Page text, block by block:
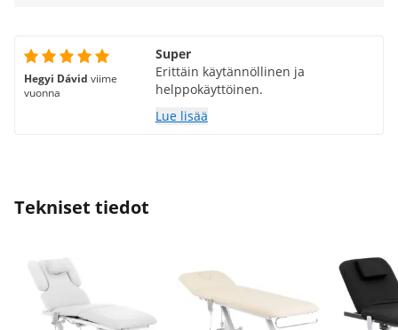
Hegyi Dávid viime
vuonna
Super
Erittäin käytännöllinen ja
helppokäyttöinen.
Lue lisää
Tekniset tiedot